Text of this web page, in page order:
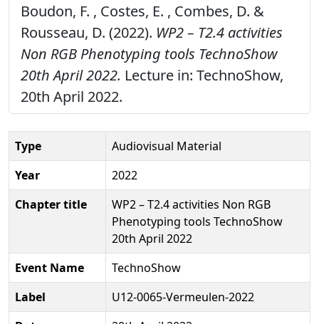
Boudon, F. , Costes, E. , Combes, D. &
Rousseau, D. (2022). WP2 – T2.4 activities
Non RGB Phenotyping tools TechnoShow
20th April 2022. Lecture in: TechnoShow,
20th April 2022.
Type
Audiovisual Material
Year
2022
Chapter title
WP2 – T2.4 activities Non RGB
Phenotyping tools TechnoShow
20th April 2022
Event Name
TechnoShow
Label
U12-0065-Vermeulen-2022